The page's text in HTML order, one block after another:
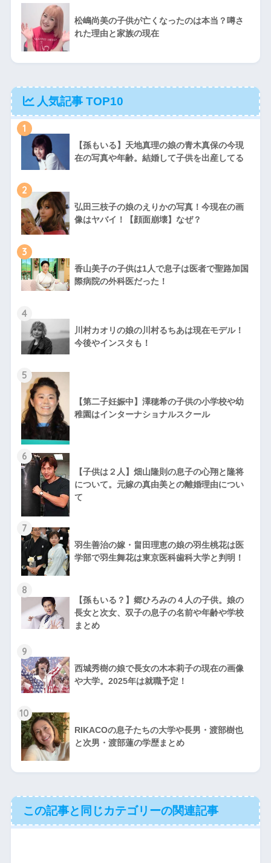
松嶋尚美の子供が亡くなったのは本当？噂さ
れた理由と家族の現在
人気記事 TOP10
1
【孫もいる】天地真理の娘の青木真保の今現
在の写真や年齢。結婚して子供を出産してる
2
弘田三枝子の娘のえりかの写真！今現在の画
像はヤバイ！【顔面崩壊】なぜ？
3
香山美子の子供は1人で息子は医者で聖路加国
際病院の外科医だった！
4
川村カオリの娘の川村るちあは現在モデル！
今後やインスタも！
5
【第二子妊娠中】澤穂希の子供の小学校や幼
稚園はインターナショナルスクール
6
【子供は２人】畑山隆則の息子の心翔と隆将
について。元嫁の真由美との離婚理由につい
て
7
羽生善治の嫁・畠田理恵の娘の羽生桃花は医
学部で羽生舞花は東京医科歯科大学と判明！
8
【孫もいる？】郷ひろみの４人の子供。娘の
長女と次女、双子の息子の名前や年齢や学校
まとめ
9
西城秀樹の娘で長女の木本莉子の現在の画像
や大学。2025年は就職予定！
10
RIKACOの息子たちの大学や長男・渡部樹也
と次男・渡部蓮の学歴まとめ
この記事と同じカテゴリーの関連記事